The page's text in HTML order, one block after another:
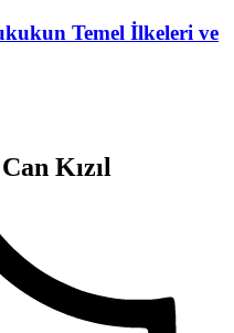
Temel İlkeleri ve
Kızıl